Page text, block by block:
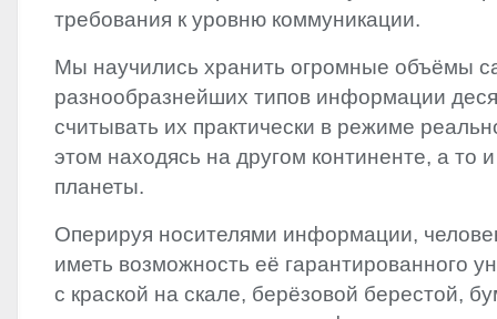
требования к уровню коммуникации.
Мы научились хранить огромные объёмы
разнообразнейших типов информации
считывать их практически в режиме
этом находясь на другом континенте, а то
планеты.
Оперируя носителями информации,
иметь возможность её гарантированного
с краской на скале, берёзовой берестой,